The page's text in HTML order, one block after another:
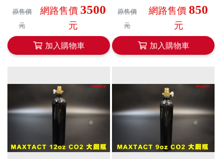
原售價
元
網路售價 3500
元
加入購物車
原售價
元
網路售價850
元
加入購物車